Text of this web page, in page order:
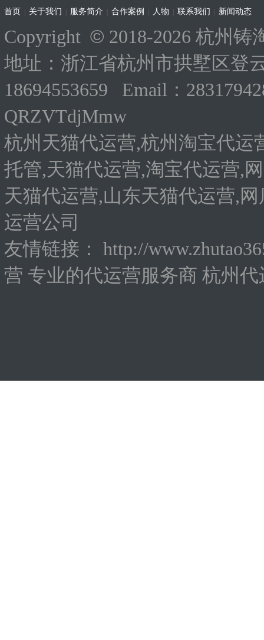
首页 关于我们 服务简介 合作案例 人物 联系我们 新闻动态
Copyright © 2018-2026 杭州铸
地址：浙江省杭州市拱墅区登
18694553659 Email：
QRZVTdjMmw
杭州天猫代运营,杭州淘宝代运
托管,天猫代运营,淘宝代运营,
天猫代运营,山东天猫代运营,
运营公司
友情链接：
http://
营 专业的代运营服务商 杭州代